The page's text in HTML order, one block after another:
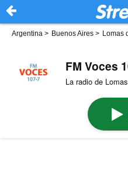
Argentina > Buenos Aires > Lomas
FM Voces
La radio de